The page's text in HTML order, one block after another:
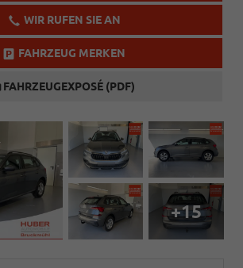
WIR RUFEN SIE AN
FAHRZEUG MERKEN
FAHRZEUGEXPOSÉ (PDF)
+15